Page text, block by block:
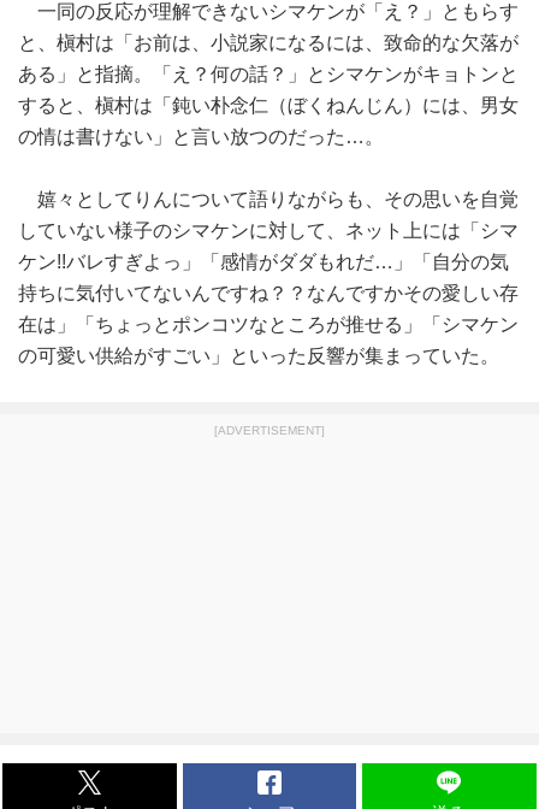
一同の反応が理解できないシマケンが「え？」ともらす
と、槇村は「お前は、小説家になるには、致命的な欠落が
ある」と指摘。「え？何の話？」とシマケンがキョトンと
すると、槇村は「鈍い朴念仁（ぼくねんじん）には、男女
の情は書けない」と言い放つのだった…。
嬉々としてりんについて語りながらも、その思いを自覚
していない様子のシマケンに対して、ネット上には「シマ
ケン!!バレすぎよっ」「感情がダダもれだ…」「自分の気
持ちに気付いてないんですね？？なんですかその愛しい存
在は」「ちょっとポンコツなところが推せる」「シマケン
の可愛い供給がすごい」といった反響が集まっていた。
[ADVERTISEMENT]